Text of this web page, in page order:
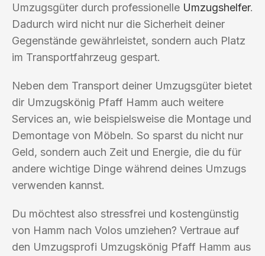
Umzugsgüter durch professionelle Umzugshelfer.
Dadurch wird nicht nur die Sicherheit deiner
Gegenstände gewährleistet, sondern auch Platz
im Transportfahrzeug gespart.
Neben dem Transport deiner Umzugsgüter bietet
dir Umzugskönig Pfaff Hamm auch weitere
Services an, wie beispielsweise die Montage und
Demontage von Möbeln. So sparst du nicht nur
Geld, sondern auch Zeit und Energie, die du für
andere wichtige Dinge während deines Umzugs
verwenden kannst.
Du möchtest also stressfrei und kostengünstig
von Hamm nach Volos umziehen? Vertraue auf
den Umzugsprofi Umzugskönig Pfaff Hamm aus